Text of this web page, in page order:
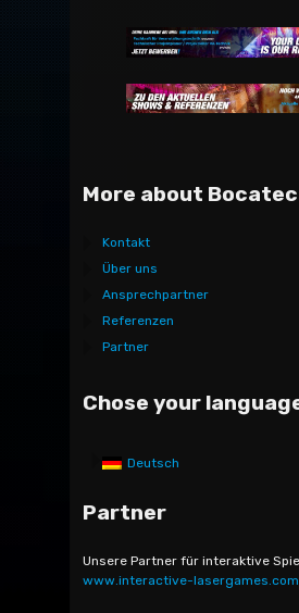
More about Bocatec
Kontakt
Über uns
Ansprechpartner
Referenzen
Partner
Chose your
Deutsch
Partner
Unsere Partner für interaktive
www.interactive-lasergames.com